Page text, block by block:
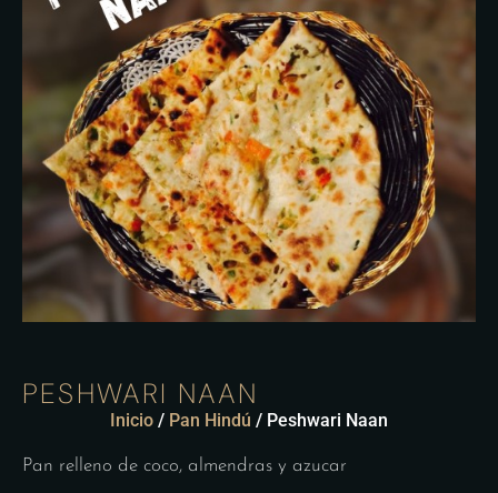
PESHWARI NAAN
Inicio / Pan Hindú / Peshwari Naan
Pan relleno de coco, almendras y azucar